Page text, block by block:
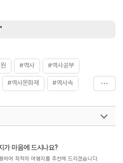
#역사 #역사공부
#역사문화재 #역사속
가 마음에 드시나요?
하여 최적의 여행지를 추천해 드리겠습니다.